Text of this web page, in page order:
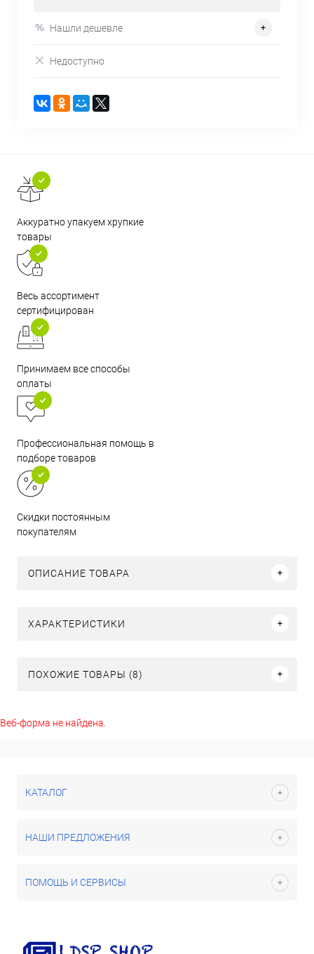
Нашли дешевле
Недоступно
Аккуратно упакуем хрупкие
товары
Весь ассортимент
сертифицирован
Принимаем все способы
оплаты
Профессиональная помощь в
подборе товаров
Скидки постоянным
покупателям
ОПИСАНИЕ ТОВАРА
ХАРАКТЕРИСТИКИ
ПОХОЖИЕ ТОВАРЫ (8)
Веб-форма не найдена.
КАТАЛОГ
НАШИ ПРЕДЛОЖЕНИЯ
ПОМОЩЬ И СЕРВИСЫ